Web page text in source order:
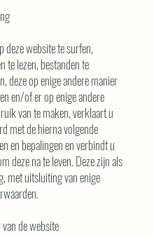
deze website te surfen,
te lezen, bestanden te
deze op enige andere manier
en/of er op enige andere
van te maken, verklaart u
met de hierna volgende
en bepalingen en verbindt u
deze na te leven. Deze zijn als
met uitsluiting van enige
de website